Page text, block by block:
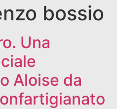
bossio
Una
Aloise da